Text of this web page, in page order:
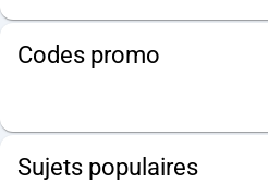
Codes promo
Sujets populaires